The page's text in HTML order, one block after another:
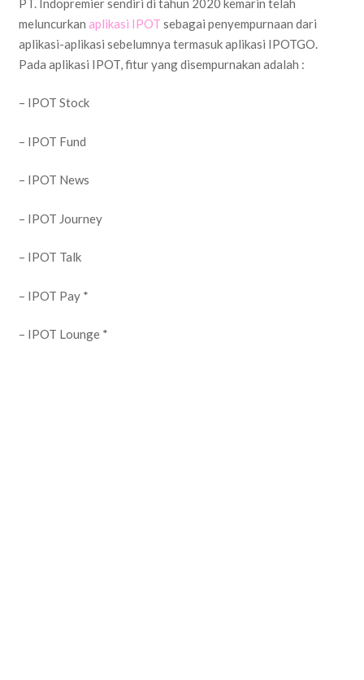
meluncurkan aplikasi IPOT sebagai penyempurnaan dari
aplikasi-aplikasi sebelumnya termasuk aplikasi IPOTGO.
Pada aplikasi IPOT, fitur yang disempurnakan adalah :
– IPOT Stock
– IPOT Fund
– IPOT News
– IPOT Journey
– IPOT Talk
– IPOT Pay *
– IPOT Lounge *